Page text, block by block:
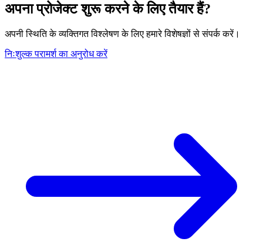
अपना प्रोजेक्ट शुरू करने के लिए तैयार हैं?
अपनी स्थिति के व्यक्तिगत विश्लेषण के लिए हमारे विशेषज्ञों से संपर्क करें।
निःशुल्क परामर्श का अनुरोध करें